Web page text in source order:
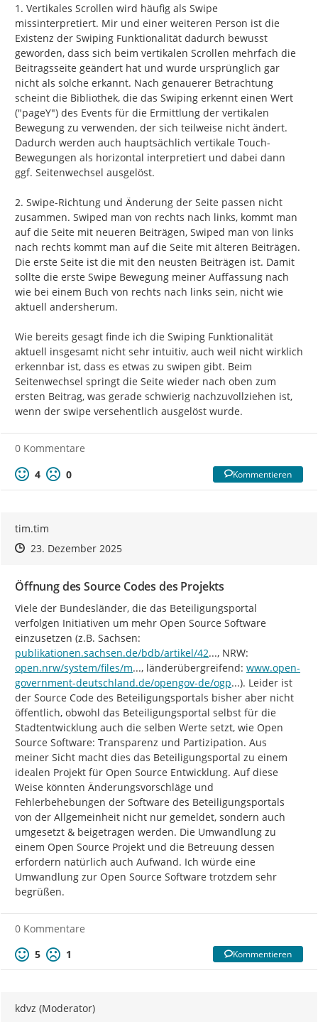
1. Vertikales Scrollen wird häufig als Swipe
missinterpretiert. Mir und einer weiteren Person ist die
Existenz der Swiping Funktionalität dadurch bewusst
geworden, dass sich beim vertikalen Scrollen mehrfach die
Beitragsseite geändert hat und wurde ursprünglich gar
nicht als solche erkannt. Nach genauerer Betrachtung
scheint die Bibliothek, die das Swiping erkennt einen Wert
("pageY") des Events für die Ermittlung der vertikalen
Bewegung zu verwenden, der sich teilweise nicht ändert.
Dadurch werden auch hauptsächlich vertikale Touch-
Bewegungen als horizontal interpretiert und dabei dann
ggf. Seitenwechsel ausgelöst.
2. Swipe-Richtung und Änderung der Seite passen nicht
zusammen. Swiped man von rechts nach links, kommt man
auf die Seite mit neueren Beiträgen, Swiped man von links
nach rechts kommt man auf die Seite mit älteren Beiträgen.
Die erste Seite ist die mit den neusten Beiträgen ist. Damit
sollte die erste Swipe Bewegung meiner Auffassung nach
wie bei einem Buch von rechts nach links sein, nicht wie
aktuell andersherum.
Wie bereits gesagt finde ich die Swiping Funktionalität
aktuell insgesamt nicht sehr intuitiv, auch weil nicht wirklich
erkennbar ist, dass es etwas zu swipen gibt. Beim
Seitenwechsel springt die Seite wieder nach oben zum
ersten Beitrag, was gerade schwierig nachzuvollziehen ist,
wenn der swipe versehentlich ausgelöst wurde.
0 Kommentare
4
0 Kommentieren
tim.tim
Zeitpunkt des Erstellens
Zeitpunkt des Erstellens
23. Dezember 2025Zur Äußerung
Öffnung des Source Codes des Projekts
Viele der Bundesländer, die das Beteiligungsportal
verfolgen Initiativen um mehr Open Source Software
einzusetzen (z.B. Sachsen:
publikationen.sachsen.de/bdb/artikel/42 495
..., NRW:
open.nrw/system/files/m edia/document/file/opennrwt1web.pdf
..., länderübergreifend: https://
www.open-
government-deutschland.de/opengov-de/ogp /aktionsplaene-
...). Leider ist
der Source Code des Beteiligungsportals bisher aber nicht
öffentlich, obwohl das Beteiligungsportal selbst für die
Stadtentwicklung auch die selben Werte setzt, wie Open
Source Software: Transparenz und Partizipation. Aus
meiner Sicht macht dies das Beteiligungsportal zu einem
idealen Projekt für Open Source Entwicklung. Auf diese
Weise könnten Änderungsvorschläge und
Fehlerbehebungen der Software des Beteiligungsportals
von der Allgemeinheit nicht nur gemeldet, sondern auch
umgesetzt & beigetragen werden. Die Umwandlung zu
einem Open Source Projekt und die Betreuung dessen
erfordern natürlich auch Aufwand. Ich würde eine
Umwandlung zur Open Source Software trotzdem sehr
begrüßen.
0 Kommentare
5
1 Kommentieren
kdvz (Moderator)